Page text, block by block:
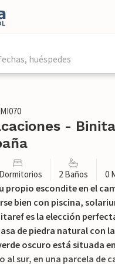
huéspedes
-
2 Baños 0
propio escondite en el
bien con piscina,
es la elección
de piedra natural con
oscuro está situada
sur, en una parcela de